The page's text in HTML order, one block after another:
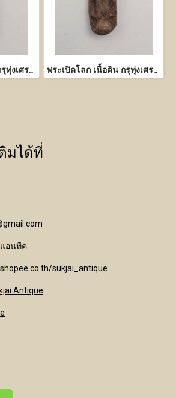
พระเปิดโลก เนื้อดิน กรุทุ่งเศรษฐี กำแพงเพชร พระเปิดโลก เนื้อดิน กรุทุ่งเศรษฐี กำแพงเพชร
มได้ที่
แอนทีค
sukjai_antique
Antique